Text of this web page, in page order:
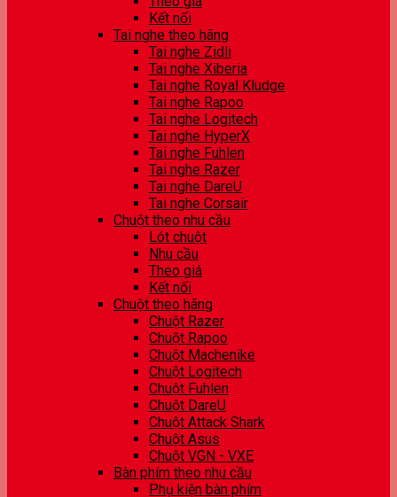
Kết nối
Tai nghe theo hãng
Tai nghe Zidli
Tai nghe Xiberia
Tai nghe Royal Kludge
Tai nghe Rapoo
Tai nghe Logitech
Tai nghe HyperX
Tai nghe Fuhlen
Tai nghe Razer
Tai nghe DareU
Tai nghe Corsair
Chuột theo nhu cầu
Lót chuột
Nhu cầu
Theo giá
Kết nối
Chuột theo hãng
Chuột Razer
Chuột Rapoo
Chuột Machenike
Chuột Logitech
Chuột Fuhlen
Chuột DareU
Chuột Attack Shark
Chuột Asus
Chuột VGN - VXE
Bàn phím theo nhu cầu
Phụ kiện bàn phím